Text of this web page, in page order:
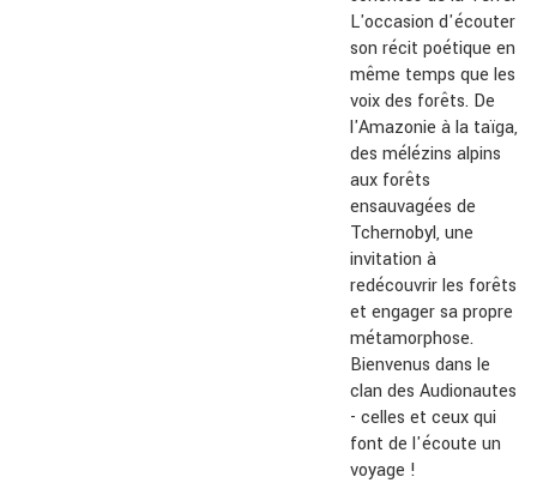
L'occasion d'écouter
son récit poétique en
même temps que les
voix des forêts. De
l'Amazonie à la taïga,
des mélézins alpins
aux forêts
ensauvagées de
Tchernobyl, une
invitation à
redécouvrir les forêts
et engager sa propre
métamorphose.
Bienvenus dans le
clan des Audionautes
- celles et ceux qui
font de l'écoute un
voyage !